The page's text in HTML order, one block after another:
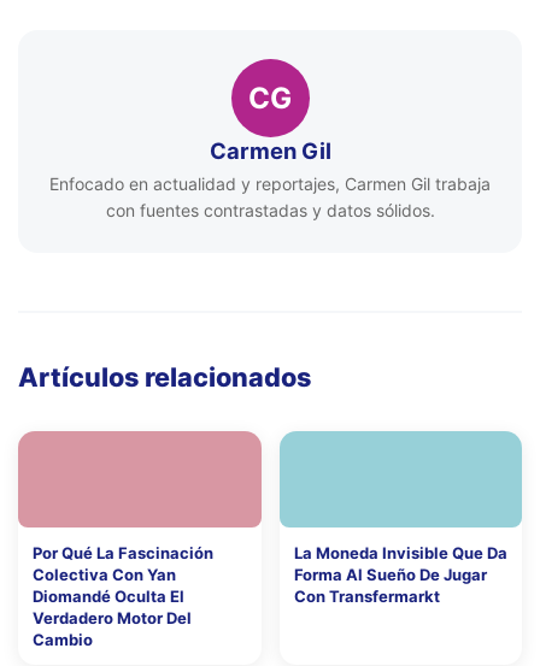
CG
Carmen Gil
Enfocado en actualidad y reportajes, Carmen Gil trabaja
con fuentes contrastadas y datos sólidos.
Artículos relacionados
Por Qué La Fascinación
Colectiva Con Yan
Diomandé Oculta El
Verdadero Motor Del
Cambio
La Moneda Invisible Que Da
Forma Al Sueño De Jugar
Con Transfermarkt